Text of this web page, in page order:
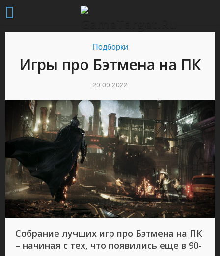
Подборки
Игры про Бэтмена на ПК
29.09.2022
Собрание лучших игр про Бэтмена на ПК
– начиная с тех, что появились еще в 90-